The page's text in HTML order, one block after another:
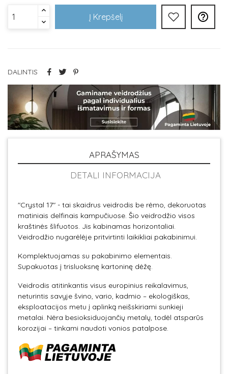
Į Krepšelį 
DALINTIS
APRAŠYMAS
DETALI INFORMACIJA
"Crystal 17" - tai skaidrus veidrodis be rėmo, dekoruotas
matiniais delfinais kampučiuose. Šio veidrodžio visos
kraštinės šlifuotos. Jis kabinamas horizontaliai.
Veidrodžio nugarėlėje pritvirtinti laikikliai pakabinimui.
Komplektuojamas su pakabinimo elementais.
Supakuotas į trisluoksnę kartoninę dėžę.
Veidrodis atitinkantis visus europinius reikalavimus,
neturintis savyje švino, vario, kadmio – ekologiškas,
eksploatacijos metu į aplinką neišskiriami sunkieji
metalai. Nėra besioksiduojančių metalų, todėl atsparūs
korozijai – tinkami naudoti vonios patalpose.